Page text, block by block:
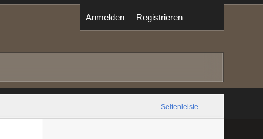
Anmelden Registrieren
Seitenleiste